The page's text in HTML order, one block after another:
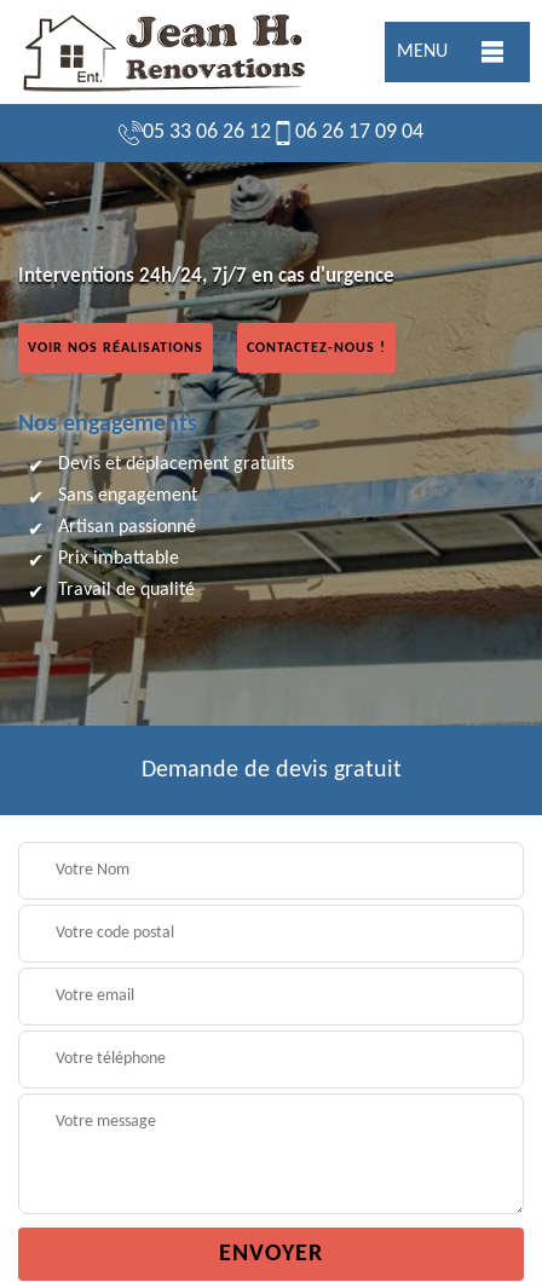
MENU
05 33 06 26 12 06 26 17 09 04
Interventions 24h/24, 7j/7 en cas d'urgence
VOIR NOS RÉALISATIONS CONTACTEZ-NOUS !
Nos engagements
Devis et déplacement gratuits
Sans engagement
Artisan passionné
Prix imbattable
Travail de qualité
Demande de devis gratuit